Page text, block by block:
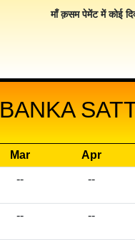
माँ क़सम पेमेंट में कोई
BANKA
Mar Apr
-- --
-- --